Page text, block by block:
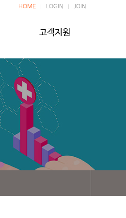
HOME LOGIN JOIN
고객지원